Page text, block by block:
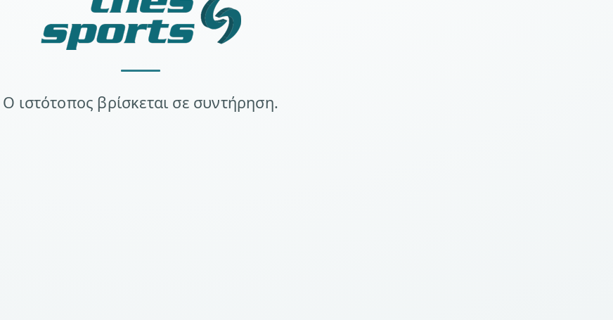
Ο ιστότοπος βρίσκεται σε συντήρηση.